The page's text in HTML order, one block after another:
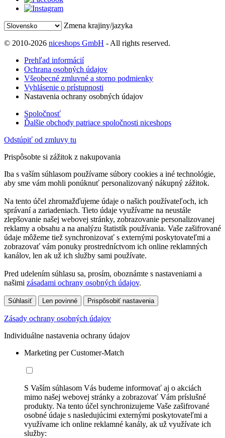
Zmena krajiny/jazyka
© 2010-2026 niceshops GmbH - All rights reserved.
Prehľad informácií
Ochrana osobných údajov
Všeobecné zmluvné a storno podmienky
Vyhlásenie o prístupnosti
Nastavenia ochrany osobných údajov
Spoločnosť
Ďalšie obchody patriace spoločnosti niceshops
Odstúpiť od zmluvy tu
Prispôsobte si zážitok z nakupovania
Iba s vaším súhlasom používame súbory cookies a iné technológie,
aby sme vám mohli ponúknuť personalizovaný nákupný zážitok.
Na tento účel zhromažďujeme údaje o našich používateľoch, ich
správaní a zariadeniach. Tieto údaje využívame na neustále
zlepšovanie našej webovej stránky, zobrazovanie personalizovanej
reklamy a obsahu a na analýzu štatistík používania. Vaše zašifrované
údaje môžeme tiež synchronizovať s externými poskytovateľmi a
zobrazovať vám ponuky prostredníctvom ich online reklamných
kanálov, len ak už ich služby sami používate.
Pred udelením súhlasu sa, prosím, oboznámte s nastaveniami a
našimi zásadami ochrany osobných údajov.
Súhlasiť Len povinné Prispôsobiť nastavenia
Zásady ochrany osobných údajov
Individuálne nastavenia ochrany údajov
Marketing per Customer-Match
S Vaším súhlasom Vás budeme informovať aj o akciách
mimo našej webovej stránky a zobrazovať Vám príslušné
produkty. Na tento účel synchronizujeme Vaše zašifrované
osobné údaje s nasledujúcimi externými poskytovateľmi a
využívame ich online reklamné kanály, ak už využívate ich
služby: